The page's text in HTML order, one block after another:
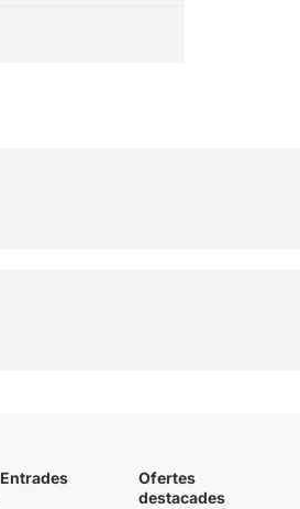
Entrades
Ofertes
destacades